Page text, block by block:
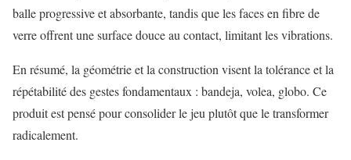
balle progressive et absorbante, tandis que les faces en fibre de
verre offrent une surface douce au contact, limitant les vibrations.
En résumé, la géométrie et la construction visent la tolérance et la
répétabilité des gestes fondamentaux : bandeja, volea, globo. Ce
produit est pensé pour consolider le jeu plutôt que le transformer
radicalement.